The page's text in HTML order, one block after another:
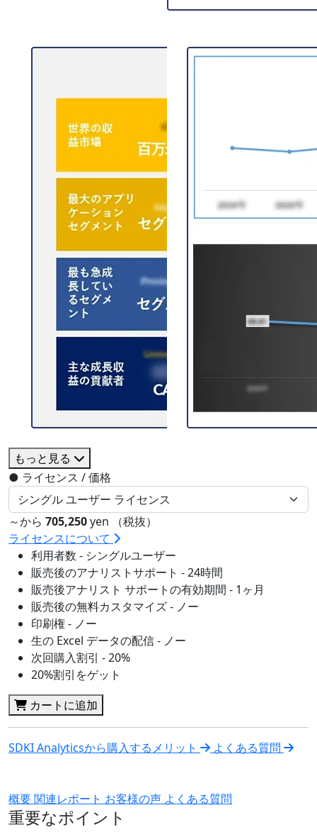
もっと見る
● ライセンス / 価格
～から 705,250yen （税抜）
ライセンスについて
利用者数 - シングルユーザー
販売後のアナリストサポート - 24時間
販売後アナリスト サポートの有効期間 - 1ヶ月
販売後の無料カスタマイズ - ノー
印刷権 - ノー
生の Excel データの配信 - ノー
次回購入割引 - 20%
20%割引をゲット
カートに追加
SDKI Analyticsから購入するメリット よくある質問
概要関連レポート お客様の声 よくある質問
重要なポイント